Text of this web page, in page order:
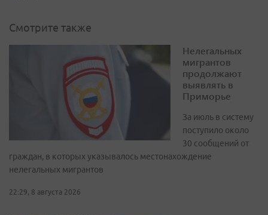
Смотрите также
Нелегальных
мигрантов
продолжают
выявлять в
Приморье
За июль в систему
поступило около
30 сообщений от
граждан, в которых указывалось местонахождение
нелегальных мигрантов
22:29, 8 августа 2026